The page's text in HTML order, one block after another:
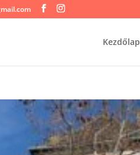
Kezdőlap